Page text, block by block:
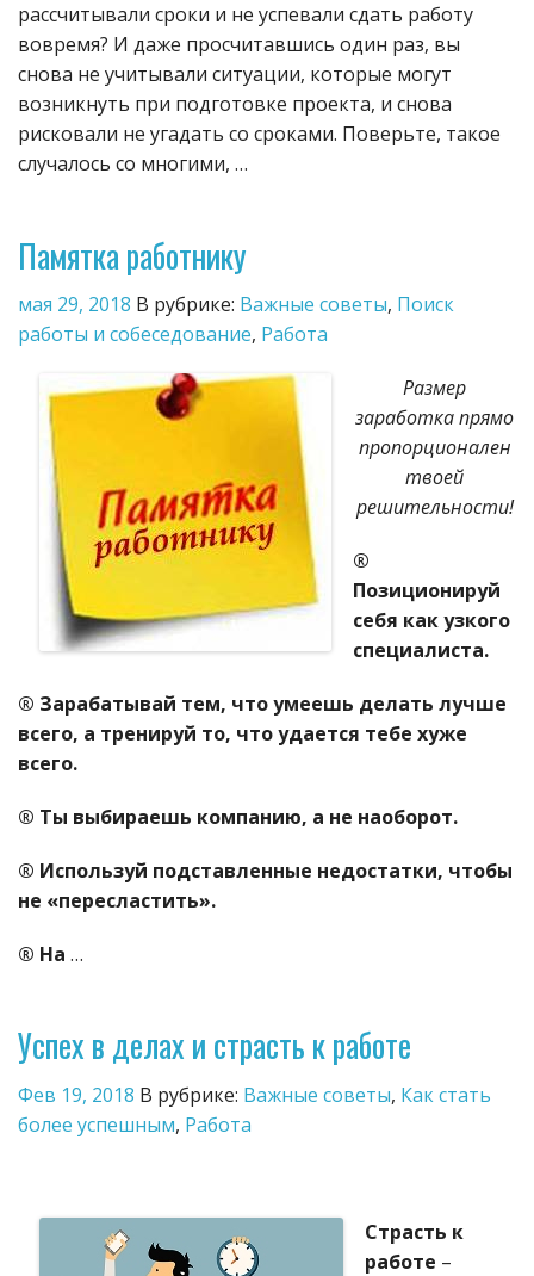
рассчитывали сроки и не успевали сдать работу
вовремя? И даже просчитавшись один раз, вы
снова не учитывали ситуации, которые могут
возникнуть при подготовке проекта, и снова
рисковали не угадать со сроками. Поверьте, такое
случалось со многими, …
Памятка работнику
мая 29, 2018 В рубрике: Важные советы, Поиск
работы и собеседование, Работа
Размер
заработка прямо
пропорционален
твоей
решительности!
®
Позиционируй
себя как узкого
специалиста.
® Зарабатывай тем, что умеешь делать лучше
всего, а тренируй то, что удается тебе хуже
всего.
® Ты выбираешь компанию, а не наоборот.
® Используй подставленные недостатки, чтобы
не «пересластить».
® На …
Успех в делах и страсть к работе
Фев 19, 2018 В рубрике: Важные советы, Как стать
более успешным, Работа
Страсть к
работе –